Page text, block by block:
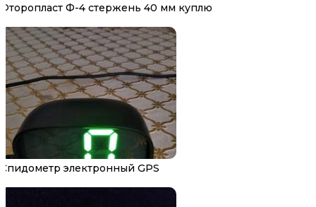
Фторопласт Ф-4 стержень 40 мм куплю
Спидометр электронный GPS